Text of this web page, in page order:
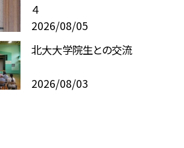
４
2026/08/05
北大大学院生との交流
2026/08/03